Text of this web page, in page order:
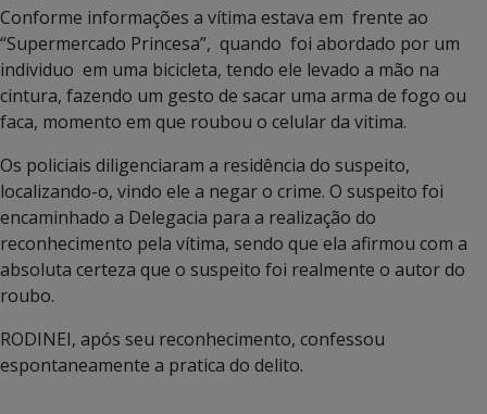
Conforme informações a vítima estava em frente ao
“Supermercado Princesa”, quando foi abordado por um
individuo em uma bicicleta, tendo ele levado a mão na
cintura, fazendo um gesto de sacar uma arma de fogo ou
faca, momento em que roubou o celular da vitima.
Os policiais diligenciaram a residência do suspeito,
localizando-o, vindo ele a negar o crime. O suspeito foi
encaminhado a Delegacia para a realização do
reconhecimento pela vítima, sendo que ela afirmou com a
absoluta certeza que o suspeito foi realmente o autor do
roubo.
RODINEI, após seu reconhecimento, confessou
espontaneamente a pratica do delito.